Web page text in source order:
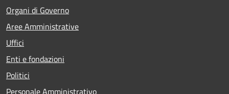
Organi di Governo
Aree Amministrative
Uffici
Enti e fondazioni
Politici
Personale Amministrativo